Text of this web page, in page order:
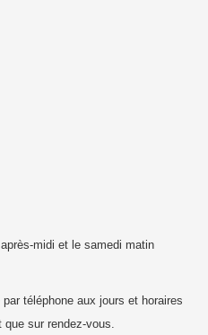
midi et le samedi matin
téléphone aux jours et horaires
que sur rendez-vous.